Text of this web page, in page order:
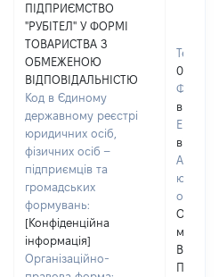
ПІДПРИЄМСТВО
"РУБІТЕЛ" У ФОРМІ
ТОВАРИСТВА З
ОБМЕЖЕНОЮ
ВІДПОВІДАЛЬНІСТЮ
Код в Єдиному
державному реєстрі
юридичних осіб,
фізичних осіб –
підприємців та
громадських
формувань:
[Конфіденційна
інформація]
Організаційно-
Факс:
відомо]
Email:
відомо]
Адреса
особи:
місто